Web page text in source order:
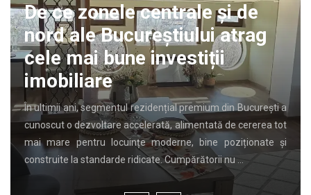
De ce zonele centrale și de
nord ale Bucureștiului atrag
cele mai bune investiții
imobiliare
În ultimii ani, segmentul rezidențial premium din București a
cunoscut o dezvoltare accelerată, alimentată de cererea tot
mai mare pentru locuințe moderne, bine poziționate și
construite la standarde ridicate. Cumpărătorii nu …